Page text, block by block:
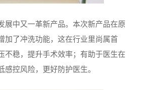
展中又一革新产品。本次新产品在原
加了冲洗功能，这在行业里尚属首
不稳，提升手术效率；有助于医生在
控风险，更好防护医生。